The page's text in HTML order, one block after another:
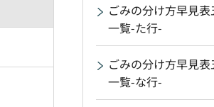
ごみの分け方早見
一覧-た行-
ごみの分け方早見
一覧-な行-